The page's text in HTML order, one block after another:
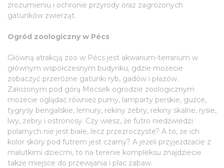
zrozumieniu i ochronie przyrody oraz zagrożonych
gatunków zwierząt.
Ogród zoologiczny w Pécs
Główną atrakcją zoo w Pécs jest akwarium-terrarium w
głównym współczesnym budynku, gdzie możecie
zobaczyć przeróżne gatunki ryb, gadów i płazów.
Założonym pod górą Mecsek ogrodzie zoologicznym
możecie oglądać również pumy, lamparty perskie, guźce,
tygrysy bengalskie, lemury, rekiny zebry, rekiny skalne, rysie,
lwy, zebry i ostronosy. Czy wiesz, że futro niedźwiedzi
polarnych nie jest białe, lecz przezroczyste? A to, że ich
kolor skóry pod futrem jest czarny? A jeżeli przyjeżdżacie z
malutkimi dziećmi, to na terenie kompleksu znajdziecie
także miejsce do przewijania i plac zabaw.